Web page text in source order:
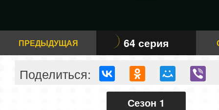
ПРЕДЫДУЩАЯ 64 серия
Поделиться:
Сезон 1